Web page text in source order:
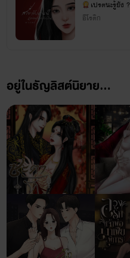
เปรตนะรู้ยัง ?
อีโรติก
อยู่ในธัญลิสต์นิยาย...